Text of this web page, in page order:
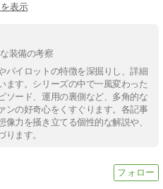
表示
装備の考察
パイロットの特徴を深掘りし、詳細
ます。シリーズの中で一風変わった
ソード、運用の裏側など、多角的な
ンの好奇心をくすぐります。各記事
力を掻き立てる個性的な解説や、
ます。